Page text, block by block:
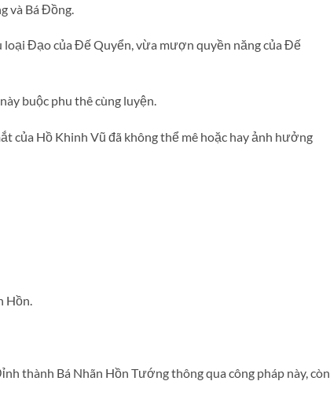
và Bá Đồng.
Đạo của Đế Quyển, vừa mượn quyền năng của Đế
buộc phu thê cùng luyện.
của Hồ Khinh Vũ đã không thể mê hoặc hay ảnh hưởng
Hồn.
thành Bá Nhãn Hồn Tướng thông qua công pháp này, còn